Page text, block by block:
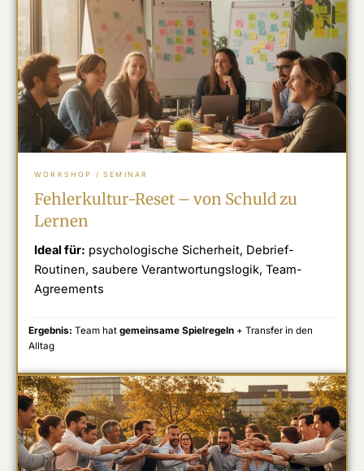
WORKSHOP / SEMINAR
Fehlerkultur-Reset – von Schuld zu
Lernen
Ideal für: psychologische Sicherheit, Debrief-
Routinen, saubere Verantwortungslogik, Team-
Agreements
Ergebnis: Team hat gemeinsame Spielregeln + Transfer in den
Alltag